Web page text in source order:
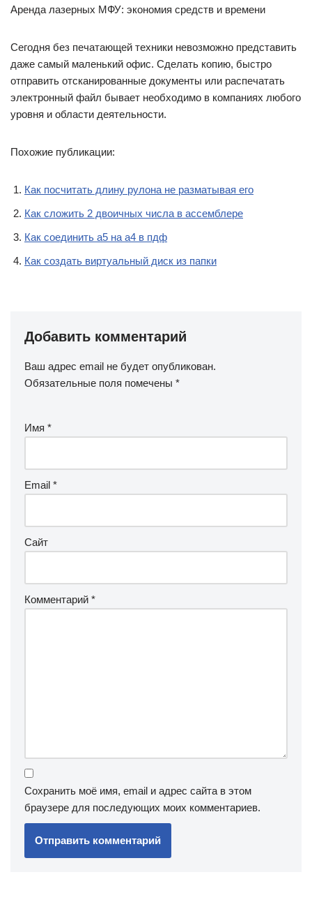
Аренда лазерных МФУ: экономия средств и времени
Сегодня без печатающей техники невозможно представить
даже самый маленький офис. Сделать копию, быстро
отправить отсканированные документы или распечатать
электронный файл бывает необходимо в компаниях любого
уровня и области деятельности.
Похожие публикации:
Как посчитать длину рулона не разматывая его
Как сложить 2 двоичных числа в ассемблере
Как соединить а5 на а4 в пдф
Как создать виртуальный диск из папки
Добавить комментарий
Ваш адрес email не будет опубликован.
Обязательные поля помечены *
Имя *
Email *
Сайт
Комментарий *
Сохранить моё имя, email и адрес сайта в этом
браузере для последующих моих комментариев.